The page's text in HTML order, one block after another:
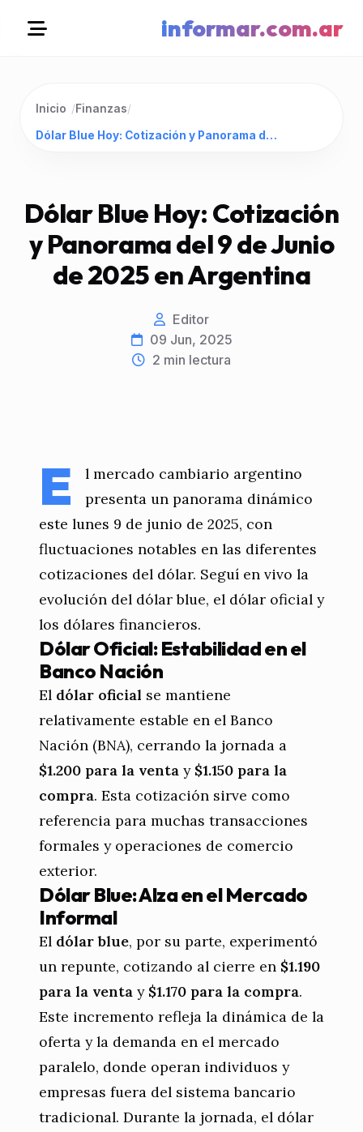
informar.com.ar
Inicio /Finanzas/
Dólar Blue Hoy: Cotización y Panorama del 9 de Junio de 2025 en Argentina
Dólar Blue Hoy: Cotización
y Panorama del 9 de Junio
de 2025 en Argentina
Editor
09 Jun, 2025
2 min lectura
E
l mercado cambiario argentino
presenta un panorama dinámico
este lunes 9 de junio de 2025, con
fluctuaciones notables en las diferentes
cotizaciones del dólar. Seguí en vivo la
evolución del dólar blue, el dólar oficial y
los dólares financieros.
Dólar Oficial: Estabilidad en el
Banco Nación
El dólar oficial se mantiene
relativamente estable en el Banco
Nación (BNA), cerrando la jornada a
$1.200 para la venta y $1.150 para la
compra. Esta cotización sirve como
referencia para muchas transacciones
formales y operaciones de comercio
exterior.
Dólar Blue: Alza en el Mercado
Informal
El dólar blue, por su parte, experimentó
un repunte, cotizando al cierre en $1.190
para la venta y $1.170 para la compra.
Este incremento refleja la dinámica de la
oferta y la demanda en el mercado
paralelo, donde operan individuos y
empresas fuera del sistema bancario
tradicional. Durante la jornada, el dólar